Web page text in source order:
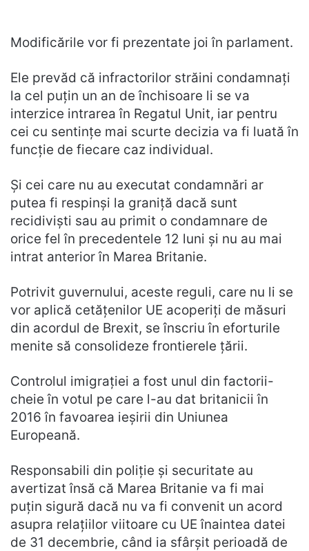
Modificările vor fi prezentate joi în parlament.
Ele prevăd că infractorilor străini condamnați
la cel puțin un an de închisoare li se va
interzice intrarea în Regatul Unit, iar pentru
cei cu sentințe mai scurte decizia va fi luată în
funcție de fiecare caz individual.
Și cei care nu au executat condamnări ar
putea fi respinși la graniță dacă sunt
recidiviști sau au primit o condamnare de
orice fel în precedentele 12 luni și nu au mai
intrat anterior în Marea Britanie.
Potrivit guvernului, aceste reguli, care nu li se
vor aplică cetățenilor UE acoperiți de măsuri
din acordul de Brexit, se înscriu în eforturile
menite să consolideze frontierele țării.
Controlul imigrației a fost unul din factorii-
cheie în votul pe care l-au dat britanicii în
2016 în favoarea ieșirii din Uniunea
Europeană.
Responsabili din poliție și securitate au
avertizat însă că Marea Britanie va fi mai
puțin sigură dacă nu va fi convenit un acord
asupra relațiilor viitoare cu UE înaintea datei
de 31 decembrie, când ia sfârșit perioadă de